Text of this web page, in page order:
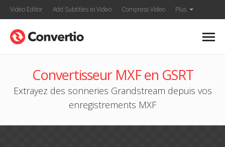
Video Editor Add Subtitles to Video Compress Video Plus
Convertisseur MXF en GSRT
Extrayez des sonneries Grandstream depuis vos
enregistrements MXF